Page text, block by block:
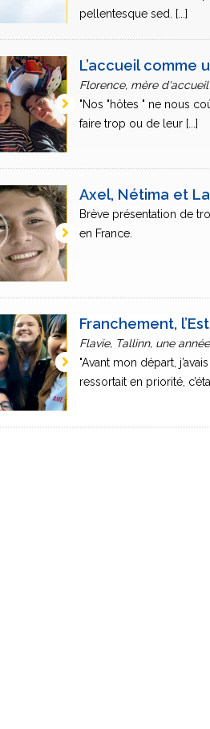
pellentesque sed. [...]
L’accueil comme
Florence, mère
"Nos "hôtes " ne nous
faire trop ou de leur [...]
Axel, Nétima et
Brève présentation de
en France.
Franchement,
Flavie, Tallinn, une
"Avant mon départ,
ressortait en priorité,